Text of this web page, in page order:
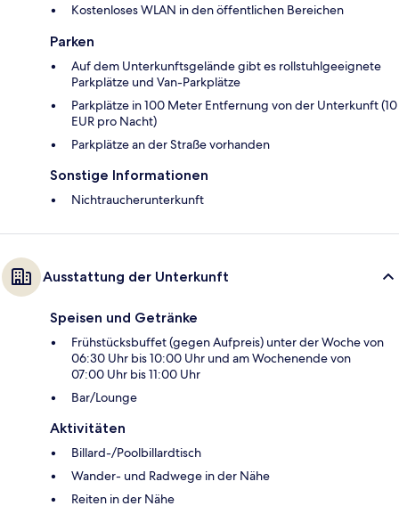
Kostenloses WLAN in den öffentlichen Bereichen
Parken
Auf dem Unterkunftsgelände gibt es rollstuhlgeeignete
Parkplätze und Van-Parkplätze
Parkplätze in 100 Meter Entfernung von der Unterkunft (10
EUR pro Nacht)
Parkplätze an der Straße vorhanden
Sonstige Informationen
Nichtraucherunterkunft
Ausstattung der Unterkunft
Speisen und Getränke
Frühstücksbuffet (gegen Aufpreis) unter der Woche von
06:30 Uhr bis 10:00 Uhr und am Wochenende von
07:00 Uhr bis 11:00 Uhr
Bar/Lounge
Aktivitäten
Billard-/Poolbillardtisch
Wander- und Radwege in der Nähe
Reiten in der Nähe